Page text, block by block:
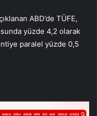
ABD’de TÜFE,
yüzde 4,2 olarak
paralel yüzde 0,5